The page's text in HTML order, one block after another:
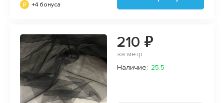
+4 бонуса
210 ₽
за метр
Наличие: 25.5